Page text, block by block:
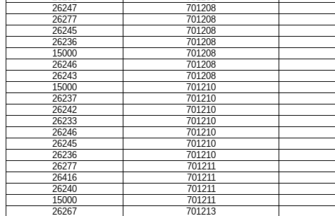
26247
701208
26277
701208
26245
701208
26236
701208
15000
701208
26246
701208
26243
701208
15000
701210
26237
701210
26242
701210
26233
701210
26246
701210
26245
701210
26236
701210
26277
701211
26416
701211
26240
701211
15000
701211
26267
701213